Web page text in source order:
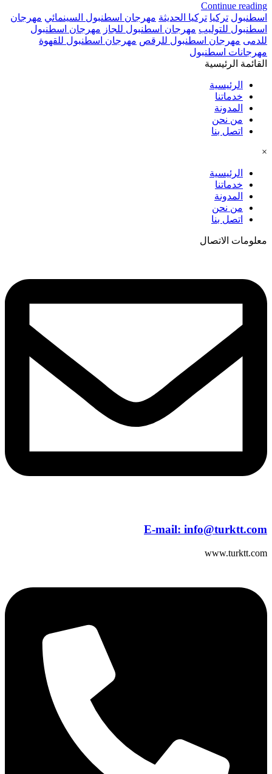
Continue reading
اسطنبول تركيا تركيا الحديثة مهرجان اسطنبول السينمائي مهرجان
اسطنبول للتوليب مهرجان اسطنبول للجاز مهرجان اسطنبول
للدمى مهرجان اسطنبول للرقص مهرجان اسطنبول للقهوة
مهرجانات اسطنبول
القائمة الرئيسية
الرئيسية
خدماتنا
المدونة
من نحن
اتصل بنا
×
الرئيسية
خدماتنا
المدونة
من نحن
اتصل بنا
معلومات الاتصال
E-mail: info@turktt.com
www.turktt.com